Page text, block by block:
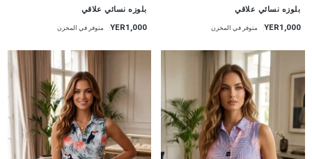
جديد
بلوزه نسائي علاقي
YER1,000 متوفر في المخزن
جديد
بلوزه نسائي علاقي
YER1,000 متوفر في المخزن